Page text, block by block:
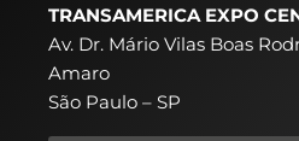
TRANSAMERICA EXPO
Av. Dr. Mário Vilas Boas
Amaro
São Paulo – SP